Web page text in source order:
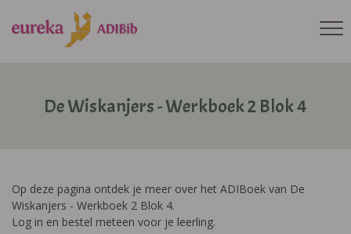
De Wiskanjers - Werkboek 2 Blok 4
Op deze pagina ontdek je meer over het ADIBoek van De
Wiskanjers - Werkboek 2 Blok 4.
Log in en bestel meteen voor je leerling.